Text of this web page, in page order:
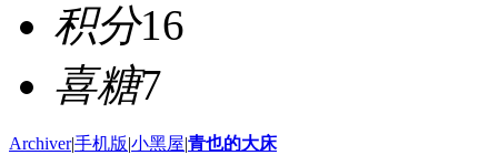
积分16
喜糖7
Archiver|手机版|小黑屋|青也的大床